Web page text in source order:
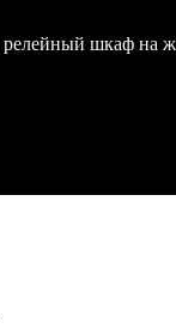
шкаф на